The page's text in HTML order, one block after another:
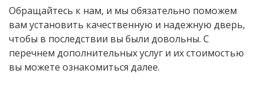
Обращайтесь к нам, и мы обязательно поможем
вам установить качественную и надежную дверь,
чтобы в последствии вы были довольны. С
перечнем дополнительных услуг и их стоимостью
вы можете ознакомиться далее.